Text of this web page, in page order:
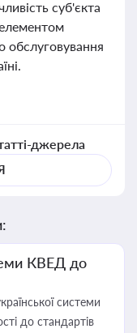
суб'єкта
обслуговування
джерела
КВЕД до
системи
до стандартів